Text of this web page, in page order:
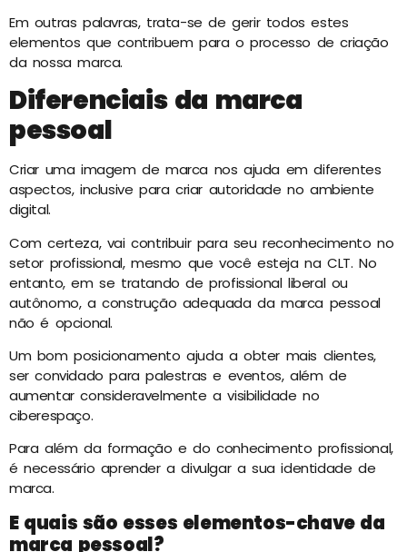
Em outras palavras, trata-se de gerir todos estes
elementos que contribuem para o processo de criação
da nossa marca.
Diferenciais da marca
pessoal
Criar uma imagem de marca nos ajuda em diferentes
aspectos, inclusive para criar autoridade no ambiente
digital.
Com certeza, vai contribuir para seu reconhecimento no
setor profissional, mesmo que você esteja na CLT. No
entanto, em se tratando de profissional liberal ou
autônomo, a construção adequada da marca pessoal
não é opcional.
Um bom posicionamento ajuda a obter mais clientes,
ser convidado para palestras e eventos, além de
aumentar consideravelmente a visibilidade no
ciberespaço.
Para além da formação e do conhecimento profissional,
é necessário aprender a divulgar a sua identidade de
marca.
E quais são esses elementos-chave da
marca pessoal?